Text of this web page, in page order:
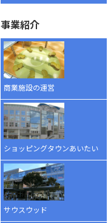
事業紹介
商業施設の運営
ショッピングタウンあいたい
サウスウッド